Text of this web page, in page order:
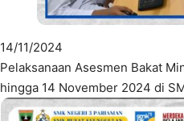
14/11/2024
Pelaksanaan Asesmen Bakat
hingga 14 November 2024 di